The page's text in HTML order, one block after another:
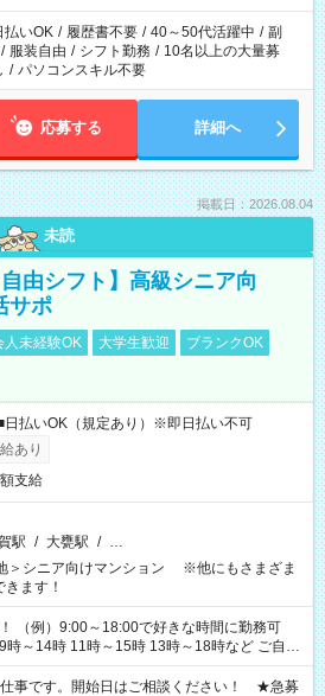
払いOK / 履歴書不要 / 40～50代活躍中 / 副
/ 服装自由 / シフト勤務 / 10名以上の大量募
/ パソコンスキル不要
応募する 詳細へ
掲載日：2026.08.04
未読
由シフト】高級シニア向
サポ
人未経験OK 大学生歓迎
ブランクOK
払いOK（規定あり）※即日払い不可
あり
支給
駅 / 大甕駅 / …
＞シニア向けマンション ※他にもさまざま
ます！
（例）9:00～18:00で好きな時間に勤務可
時～14時 11時～15時 13時～18時など ご自身
て勤務時間をご相談ください！ ★家庭の都合
調整が必要な場合も遠慮なくご相談くださ
事です。開始日はご相談ください！ ★急募